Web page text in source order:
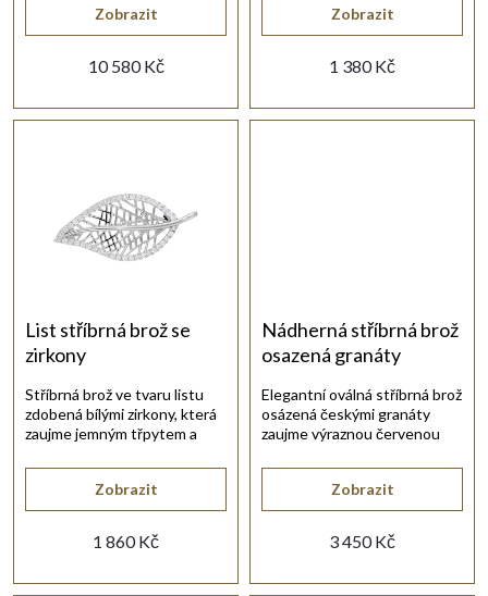
o
u
u
t
10 580 Kč
Zobrazit
1 380 Kč
Zobrazit
List stříbrná brož se
zirkony
1 860 Kč
Zobrazit
Stříbrná brož ve tvaru listu
zdobená bílými zirkony, která
zaujme jemným třpytem a
motivem.
Nádherná stříbrná brož
osazená granáty
3 450 Kč
Zobrazit
Elegantní oválná stříbrná brož
osázená českými granáty
zaujme výraznou červenou